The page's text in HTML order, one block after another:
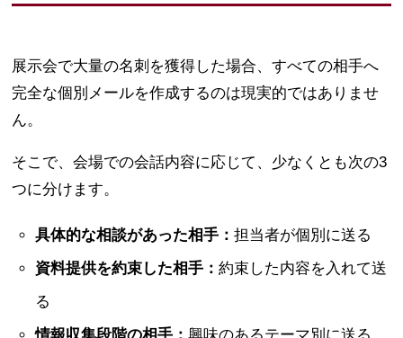
展示会で大量の名刺を獲得した場合、すべての相手へ
完全な個別メールを作成するのは現実的ではありませ
ん。
そこで、会場での会話内容に応じて、少なくとも次の3
つに分けます。
具体的な相談があった相手： 担当者が個別に送る
資料提供を約束した相手： 約束した内容を入れて送
る